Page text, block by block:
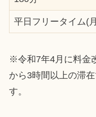
平日フリータイム(
※令和7年4月に料金
から3時間以上の滞
す。